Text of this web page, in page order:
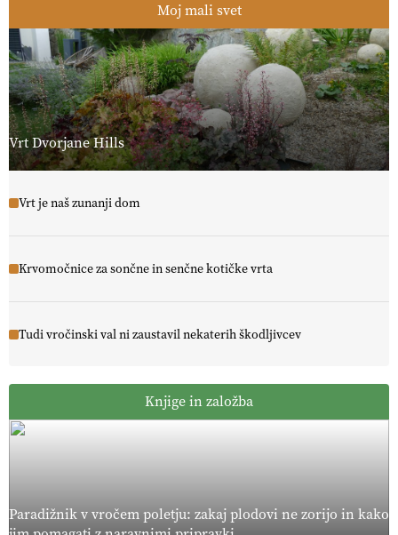
Moj mali svet
Vrt Dvorjane Hills
Vrt je naš zunanji dom
Krvomočnice za sončne in senčne kotičke vrta
Tudi vročinski val ni zaustavil nekaterih škodljivcev
Knjige in založba
Paradižnik v vročem poletju: zakaj plodovi ne zorijo in kako